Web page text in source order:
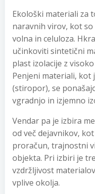
Ekološki materiali za
naravnih virov, kot
volna in celuloza.
učinkoviti sintetični
plast izolacije z
Penjeni materiali,
(stiropor), se
vgradnjo in izjemno
Vendar pa je izbira
od več dejavnikov,
proračun, trajnostni
objekta. Pri izbiri je
vzdržljivost
vplive okolja.